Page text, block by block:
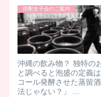
焼酎女子会のご案内
沖縄の飲み物？ 独特の
と調べると泡盛の定義
コール発酵させた蒸留
法じゃない？」 ...